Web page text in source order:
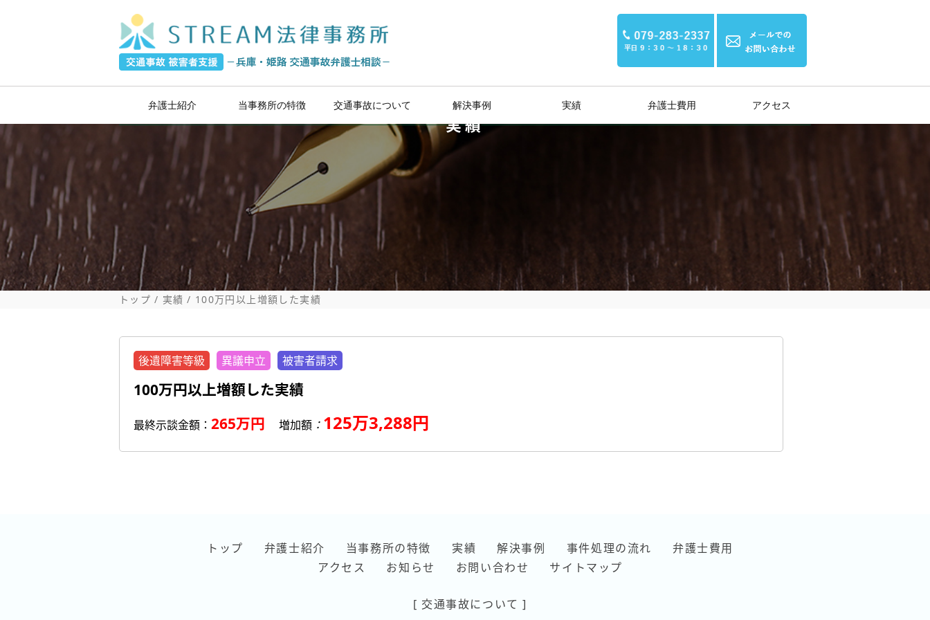
弁護士紹介 当事務所の特徴 交通事故について
過失割合 後遺障害・逸失利益
解決事例 実績 弁護士費用 アクセス
実績
トップ 実績 100万円以上増額した実績
後遺障害等級 異議申立 被害者請求
100万円以上増額した実績
最終示談金額： 265万円 増加額 ： 125万3,288円
トップ 弁護士紹介 当事務所の特徴 実績 解決事例 事件処理の流れ
弁護士費用
アクセス
お知らせ お問い合わせ サイトマップ
[ 交通事故について ]